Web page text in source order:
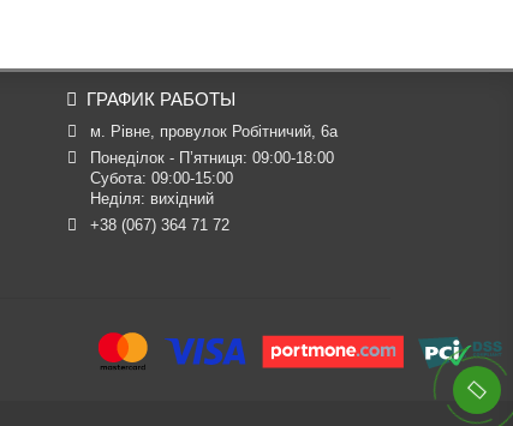
ГРАФИК РАБОТЫ
м. Рівне, провулок Робітничий, 6а
Понеділок - П’ятниця: 09:00-18:00
Субота: 09:00-15:00
Неділя: вихідний
+38 (067) 364 71 72